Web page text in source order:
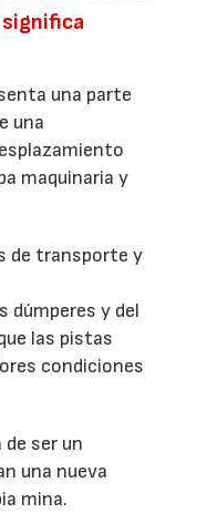
una parte
una
maquinaria y
de transporte y
dúmperes y del
las pistas
condiciones
ser un
una nueva
mina.